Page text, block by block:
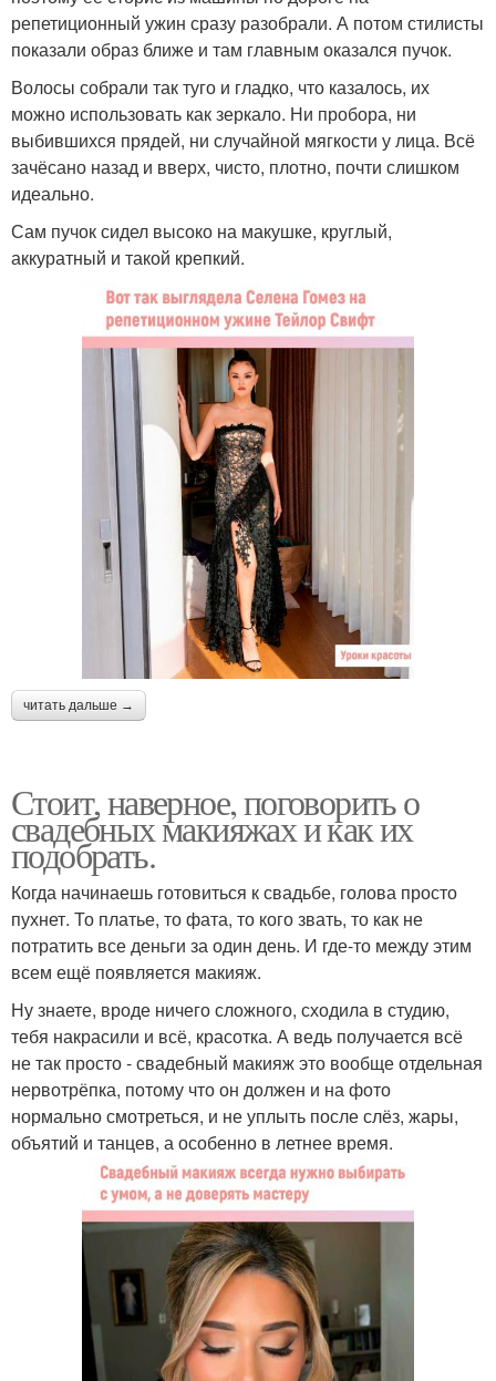
репетиционный ужин сразу разобрали. А потом стилисты
показали образ ближе и там главным оказался пучок.
Волосы собрали так туго и гладко, что казалось, их
можно использовать как зеркало. Ни пробора, ни
выбившихся прядей, ни случайной мягкости у лица. Всё
зачёсано назад и вверх, чисто, плотно, почти слишком
идеально.
Сам пучок сидел высоко на макушке, круглый,
аккуратный и такой крепкий.
читать дальше →
Стоит, наверное, поговорить о
свадебных макияжах и как их
подобрать.
Когда начинаешь готовиться к свадьбе, голова просто
пухнет. То платье, то фата, то кого звать, то как не
потратить все деньги за один день. И где-то между этим
всем ещё появляется макияж.
Ну знаете, вроде ничего сложного, сходила в студию,
тебя накрасили и всё, красотка. А ведь получается всё
не так просто - свадебный макияж это вообще отдельная
нервотрёпка, потому что он должен и на фото
нормально смотреться, и не уплыть после слёз, жары,
объятий и танцев, а особенно в летнее время.